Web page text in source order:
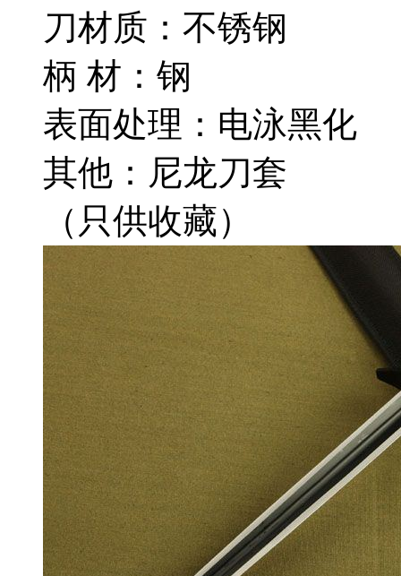
刀材质：不锈钢
柄 材：钢
表面处理：电泳黑化
其他：尼龙刀套
（只供收藏）